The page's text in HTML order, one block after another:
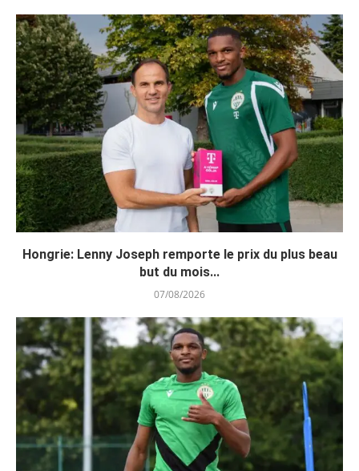
Hongrie: Lenny Joseph remporte le prix du plus beau
but du mois...
07/08/2026